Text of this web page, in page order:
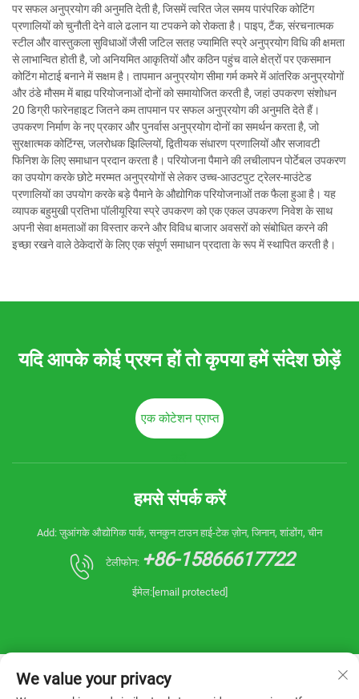
पर सफल अनुप्रयोग की अनुमति देती है, जिसमें त्वरित जेल समय पारंपरिक कोटिंग
प्रणालियों को चुनौती देने वाले ढलान या टपकने को रोकता है। पाइप, टैंक, संरचनात्मक
स्टील और वास्तुकला सुविधाओं जैसी जटिल सतह ज्यामिति स्प्रे अनुप्रयोग विधि की क्षमता
से लाभान्वित होती है, जो अनियमित आकृतियों और कठिन पहुंच वाले क्षेत्रों पर एकसमान
कोटिंग मोटाई बनाने में सक्षम है। तापमान अनुप्रयोग सीमा गर्म कमरे में आंतरिक अनुप्रयोगों
और ठंडे मौसम में बाह्य परियोजनाओं दोनों को समायोजित करती है, जहां उपकरण संशोधन
20 डिग्री फारेनहाइट जितने कम तापमान पर सफल अनुप्रयोग की अनुमति देते हैं।
उपकरण निर्माण के नए प्रकार और पुनर्वास अनुप्रयोग दोनों का समर्थन करता है, जो
सुरक्षात्मक कोटिंग्स, जलरोधक झिल्लियों, द्वितीयक संधारण प्रणालियों और सजावटी
फिनिश के लिए समाधान प्रदान करता है। परियोजना पैमाने की लचीलापन पोर्टेबल उपकरण
का उपयोग करके छोटे मरम्मत अनुप्रयोगों से लेकर उच्च-आउटपुट ट्रेलर-माउंटेड
प्रणालियों का उपयोग करके बड़े पैमाने के औद्योगिक परियोजनाओं तक फैला हुआ है। यह
व्यापक बहुमुखी प्रतिभा पॉलीयूरिया स्प्रे उपकरण को एक एकल उपकरण निवेश के साथ
अपनी सेवा क्षमताओं का विस्तार करने और विविध बाजार अवसरों को संबोधित करने की
इच्छा रखने वाले ठेकेदारों के लिए एक संपूर्ण समाधान प्रदाता के रूप में स्थापित करती है।
यदि आपके कोई प्रश्न हों तो कृपया हमें संदेश छोड़ें
एक कोटेशन प्राप्त
हमसे संपर्क करें
Add: ज़ुआंगके औद्योगिक पार्क, सनकुन टाउन हाई-टेक ज़ोन, जिनान, शांडोंग, चीन
टेलीफोन: +86-15866617722
ईमेल:[email protected]
We value your privacy